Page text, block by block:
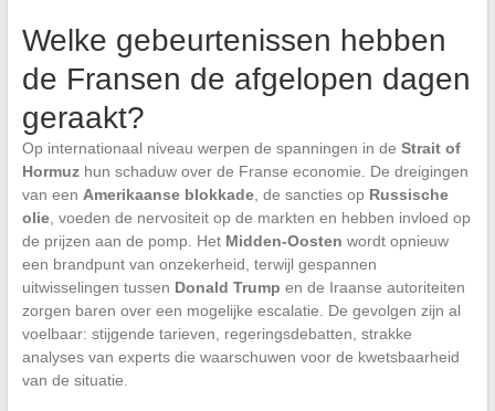
Welke gebeurtenissen hebben
de Fransen de afgelopen dagen
geraakt?
Op internationaal niveau werpen de spanningen in de Strait of
Hormuzhun schaduw over de Franse economie. De dreigingen
van een Amerikaanse blokkade, de sancties op Russische
olie, voeden de nervositeit op de markten en hebben invloed op
de prijzen aan de pomp. Het Midden-Oosten wordt opnieuw
een brandpunt van onzekerheid, terwijl gespannen
uitwisselingen tussen Donald Trump en de Iraanse autoriteiten
zorgen baren over een mogelijke escalatie. De gevolgen zijn al
voelbaar: stijgende tarieven, regeringsdebatten, strakke
analyses van experts die waarschuwen voor de kwetsbaarheid
van de situatie.